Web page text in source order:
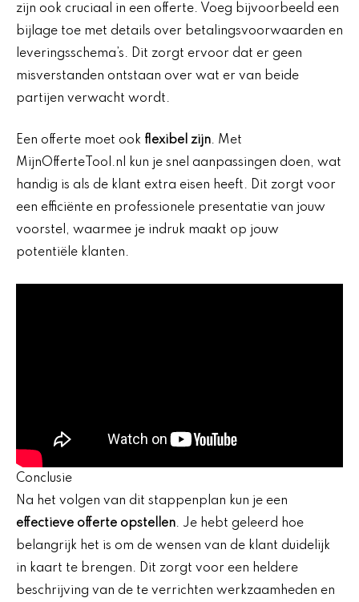
zijn ook cruciaal in een offerte. Voeg bijvoorbeeld een
bijlage toe met details over betalingsvoorwaarden en
leveringsschema’s. Dit zorgt ervoor dat er geen
misverstanden ontstaan over wat er van beide
partijen verwacht wordt.
Een offerte moet ook flexibel zijn. Met
MijnOfferteTool.nl kun je snel aanpassingen doen, wat
handig is als de klant extra eisen heeft. Dit zorgt voor
een efficiënte en professionele presentatie van jouw
voorstel, waarmee je indruk maakt op jouw
potentiële klanten.
Conclusie
Na het volgen van dit stappenplan kun je een
effectieve offerte opstellen. Je hebt geleerd hoe
belangrijk het is om de wensen van de klant duidelijk
in kaart te brengen. Dit zorgt voor een heldere
beschrijving van de te verrichten werkzaamheden en